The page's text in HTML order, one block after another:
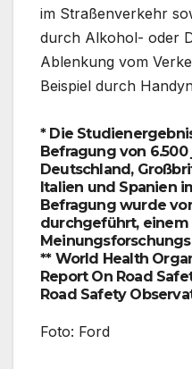
im Straßenverkehr
durch Alkohol- oder
Ablenkung vom
Beispiel durch
* Die
Befragung von
Deutschland,
Italien und Spanien
Befragung wurde
durchgeführt,
** World Health
Report On Road
Road Safety
Foto: Ford